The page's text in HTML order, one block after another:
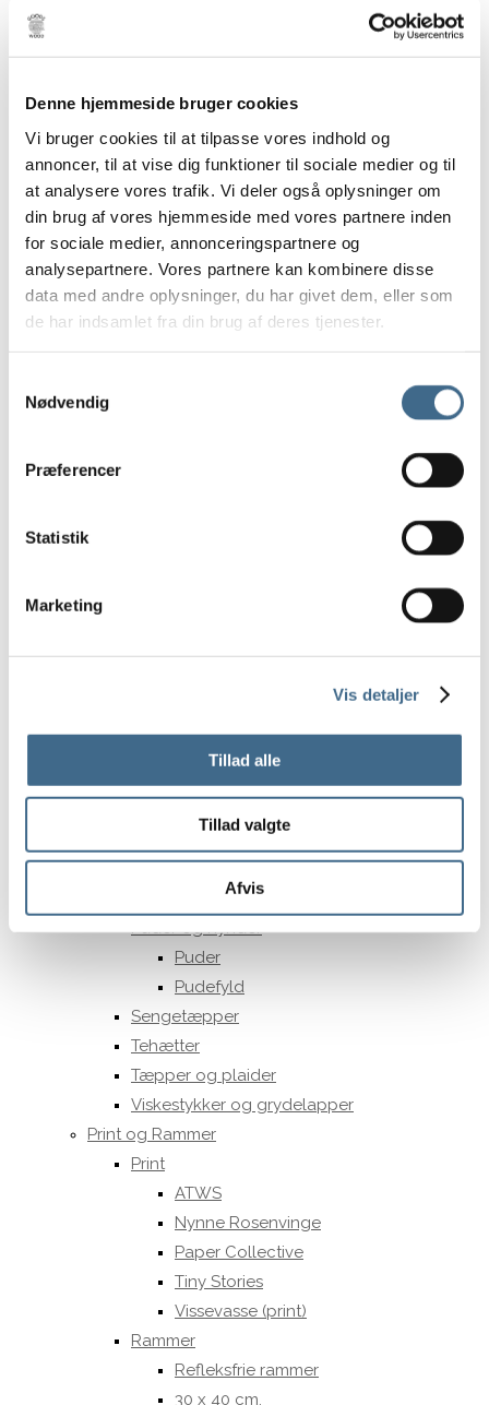
Denne hjemmeside bruger cookies
Vi bruger cookies til at tilpasse vores indhold og
annoncer, til at vise dig funktioner til sociale medier og til
at analysere vores trafik. Vi deler også oplysninger om
din brug af vores hjemmeside med vores partnere inden
for sociale medier, annonceringspartnere og
analysepartnere. Vores partnere kan kombinere disse
data med andre oplysninger, du har givet dem, eller som
de har indsamlet fra din brug af deres tjenester.
Nødvendig
Præferencer
Statistik
Marketing
Vis detaljer
Tillad alle
Tillad valgte
Afvis
Lys og lamper
Bordlamper
Loftrosetter
Vægrosetter
Lysestager
Stearinlys
Ester & Erik 32 cm.
Ester & Erik 42 cm.
Opbevaring
Potter og krukker
35 cm
Bergs Potter – Hoff
Potter
Duge
Køkkenhåndklæder
Puder og hynder
Puder
Pudefyld
Sengetæpper
Tehætter
Tæpper og plaider
Viskestykker og grydelapper
Print og Rammer
Print
ATWS
Nynne Rosenvinge
Paper Collective
Tiny Stories
Vissevasse (print)
Rammer
Refleksfrie rammer
30 x 40 cm.